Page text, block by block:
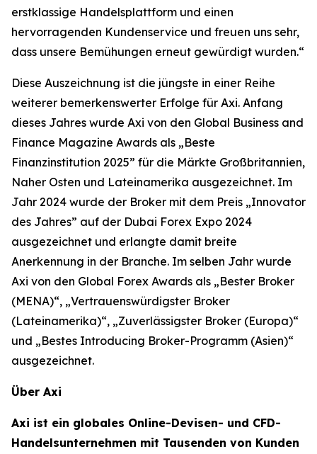
erstklassige Handelsplattform und einen
hervorragenden Kundenservice und freuen uns sehr,
dass unsere Bemühungen erneut gewürdigt wurden.“
Diese Auszeichnung ist die jüngste in einer Reihe
weiterer bemerkenswerter Erfolge für Axi. Anfang
dieses Jahres wurde Axi von den Global Business and
Finance Magazine Awards als „Beste
Finanzinstitution 2025” für die Märkte Großbritannien,
Naher Osten und Lateinamerika ausgezeichnet. Im
Jahr 2024 wurde der Broker mit dem Preis „Innovator
des Jahres” auf der Dubai Forex Expo 2024
ausgezeichnet und erlangte damit breite
Anerkennung in der Branche. Im selben Jahr wurde
Axi von den Global Forex Awards als „Bester Broker
(MENA)“, „Vertrauenswürdigster Broker
(Lateinamerika)“, „Zuverlässigster Broker (Europa)“
und „Bestes Introducing Broker-Programm (Asien)“
ausgezeichnet.
Über Axi
Axi ist ein globales Online-Devisen- und CFD-
Handelsunternehmen mit Tausenden von Kunden